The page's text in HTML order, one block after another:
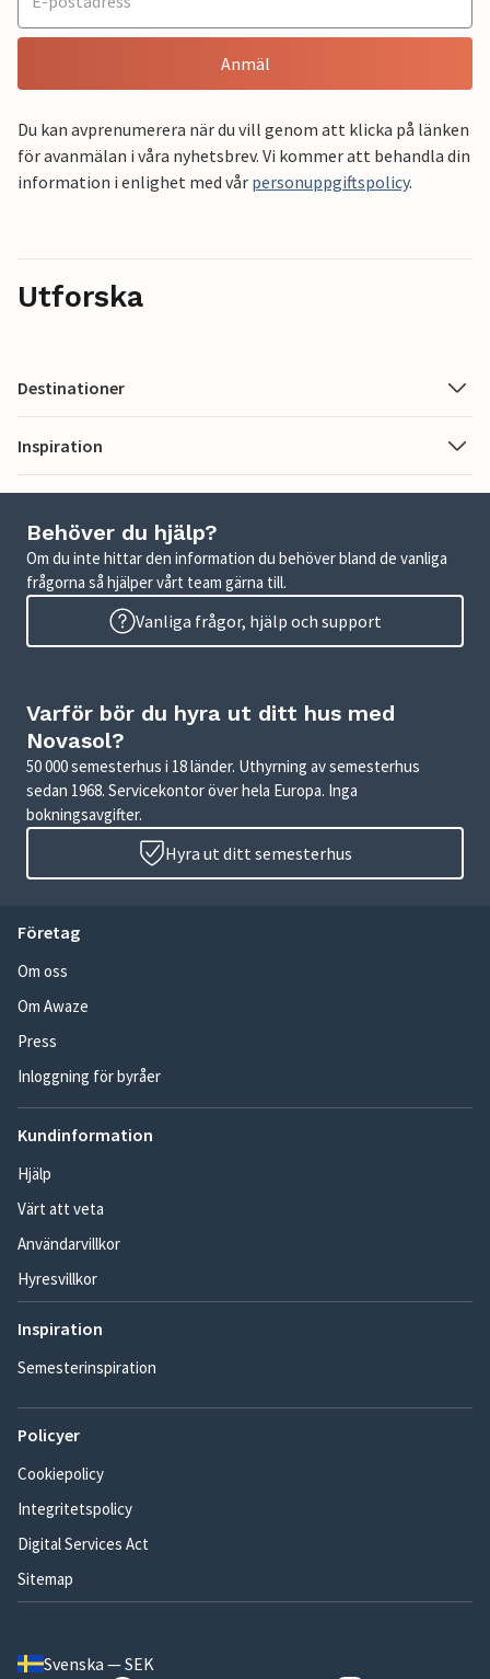
Anmäl
Du kan avprenumerera när du vill genom att klicka på länken
för avanmälan i våra nyhetsbrev. Vi kommer att behandla din
information i enlighet med vår personuppgiftspolicy.
Utforska
Destinationer
Inspiration
Behöver du hjälp?
Om du inte hittar den information du behöver bland de vanliga
frågorna så hjälper vårt team gärna till.
Vanliga frågor, hjälp och support
Varför bör du hyra ut ditt hus med
Novasol?
50 000 semesterhus i 18 länder. Uthyrning av semesterhus
sedan 1968. Servicekontor över hela Europa. Inga
bokningsavgifter.
Hyra ut ditt semesterhus
Företag
Om oss
Om Awaze
Press
Inloggning för byråer
Kundinformation
Hjälp
Värt att veta
Användarvillkor
Hyresvillkor
Inspiration
Semesterinspiration
Policyer
Cookiepolicy
Integritetspolicy
Digital Services Act
Sitemap
Svenska — SEK